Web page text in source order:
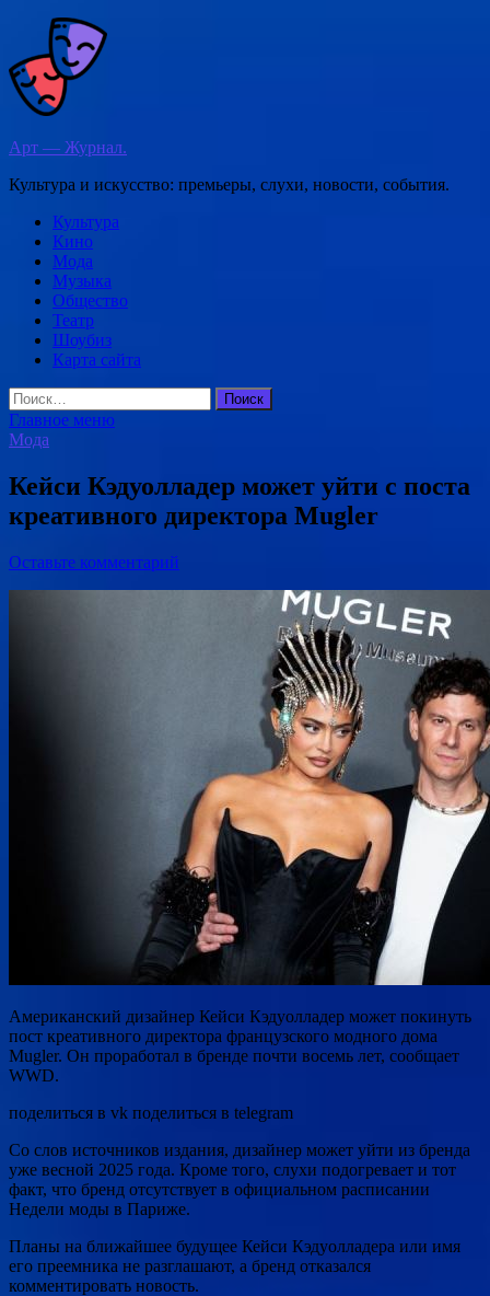
Перейти
содержимому
Арт — Журнал.
Культура и искусство: премьеры, слухи, новости, события.
Культура
Кино
Мода
Музыка
Общество
Театр
Шоубиз
Карта сайта
Найти:
Главное меню
Мода
Кейси Кэдуолладер может уйти с поста
креативного директора Mugler
Оставьте комментарий
Американский дизайнер Кейси Кэдуолладер может покинуть
пост креативного директора французского модного дома
Mugler. Он проработал в бренде почти восемь лет, сообщает
WWD.
поделиться в vk поделиться в telegram
Со слов источников издания, дизайнер может уйти из бренда
уже весной 2025 года. Кроме того, слухи подогревает и тот
факт, что бренд отсутствует в официальном расписании
Недели моды в Париже.
Планы на ближайшее будущее Кейси Кэдуолладера или имя
его преемника не разглашают, а бренд отказался
комментировать новость.